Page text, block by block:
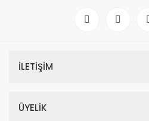
İLETİŞİM
ÜYELİK